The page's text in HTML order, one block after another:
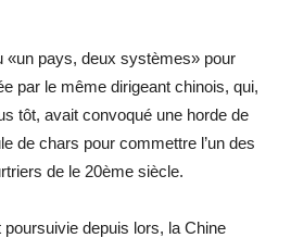
«un pays, deux systèmes» pour
par le même dirigeant chinois, qui,
tôt, avait convoqué une horde de
de chars pour commettre l’un des
de le 20ème siècle.
poursuivie depuis lors, la Chine